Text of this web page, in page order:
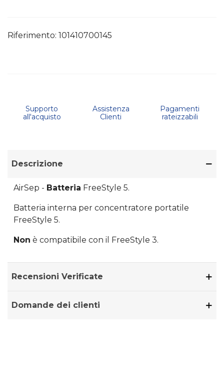
Riferimento: 101410700145
Supporto
all'acquisto
Assistenza
Clienti
Pagamenti
rateizzabili
Descrizione
AirSep - Batteria FreeStyle 5.
Batteria interna per concentratore portatile
FreeStyle 5.
Non è compatibile con il FreeStyle 3.
Recensioni Verificate
Domande dei clienti